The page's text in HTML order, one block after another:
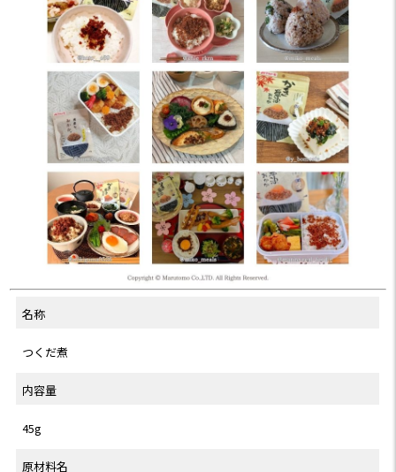
素敵な商品をありがとうご
ざいました😆💕
✼••┈┈••✼••┈┈••✼••┈┈••
✼••┈┈••✼
・商品名：「素直な、おか
か。®」
・参考価格： ¥238 (税込)
・内容量：45g
・商品名：「素直な、おか
か。®」かき醤油
�・参考価格： ¥238 (税込)
名称
つくだ煮
内容量
45g
原材料名